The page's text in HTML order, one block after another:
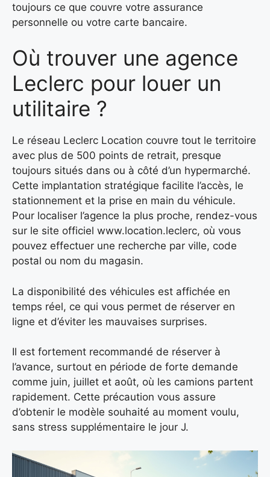
toujours ce que couvre votre assurance
personnelle ou votre carte bancaire.
Où trouver une agence
Leclerc pour louer un
utilitaire ?
Le réseau Leclerc Location couvre tout le territoire
avec plus de 500 points de retrait, presque
toujours situés dans ou à côté d’un hypermarché.
Cette implantation stratégique facilite l’accès, le
stationnement et la prise en main du véhicule.
Pour localiser l’agence la plus proche, rendez-vous
sur le site officiel www.location.leclerc, où vous
pouvez effectuer une recherche par ville, code
postal ou nom du magasin.
La disponibilité des véhicules est affichée en
temps réel, ce qui vous permet de réserver en
ligne et d’éviter les mauvaises surprises.
Il est fortement recommandé de réserver à
l’avance, surtout en période de forte demande
comme juin, juillet et août, où les camions partent
rapidement. Cette précaution vous assure
d’obtenir le modèle souhaité au moment voulu,
sans stress supplémentaire le jour J.